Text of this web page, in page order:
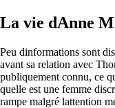
La vie dAnne
Peu dinformations sont
avant sa relation avec
publiquement connu, ce
quelle est une femme
rampe malgré lattention